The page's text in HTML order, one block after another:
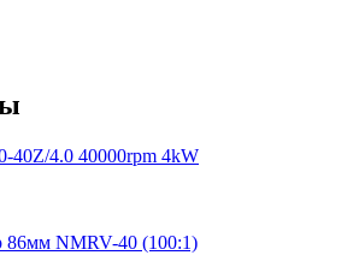
4.0 40000rpm 4kW
86мм NMRV-40 (100:1)